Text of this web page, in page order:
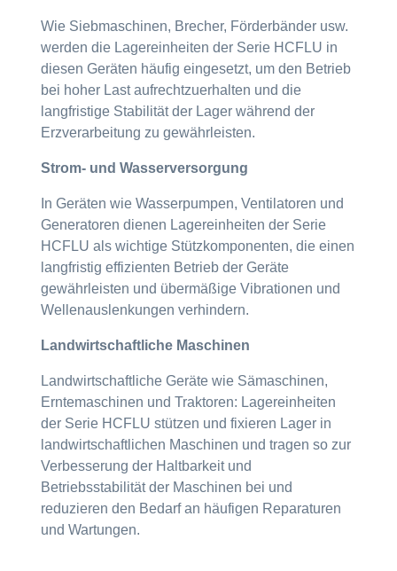
Wie Siebmaschinen, Brecher, Förderbänder usw.
werden die Lagereinheiten der Serie HCFLU in
diesen Geräten häufig eingesetzt, um den Betrieb
bei hoher Last aufrechtzuerhalten und die
langfristige Stabilität der Lager während der
Erzverarbeitung zu gewährleisten.
Strom- und Wasserversorgung
In Geräten wie Wasserpumpen, Ventilatoren und
Generatoren dienen Lagereinheiten der Serie
HCFLU als wichtige Stützkomponenten, die einen
langfristig effizienten Betrieb der Geräte
gewährleisten und übermäßige Vibrationen und
Wellenauslenkungen verhindern.
Landwirtschaftliche Maschinen
Landwirtschaftliche Geräte wie Sämaschinen,
Erntemaschinen und Traktoren: Lagereinheiten
der Serie HCFLU stützen und fixieren Lager in
landwirtschaftlichen Maschinen und tragen so zur
Verbesserung der Haltbarkeit und
Betriebsstabilität der Maschinen bei und
reduzieren den Bedarf an häufigen Reparaturen
und Wartungen.